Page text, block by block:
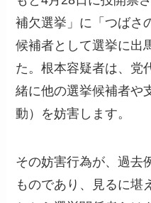
補欠選挙」に「つばさ
候補者として選挙に出
た。根本容疑者は、党
緒に他の選挙候補者や
動）を妨害します。
その妨害行為が、過去
ものであり、見るに堪